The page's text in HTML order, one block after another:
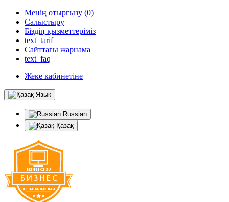
Менің отырғызу (0)
Салыстыру
Біздің қызметтеріміз
text_tarif
Сайттағы жарнама
text_faq
Жеке кабинетіне
Язык
Russian
Қазақ